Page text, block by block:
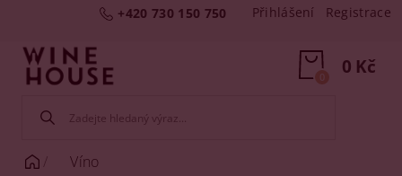
+420 730 150 750 Přihlášení Registrace
0 Kč
0
Víno